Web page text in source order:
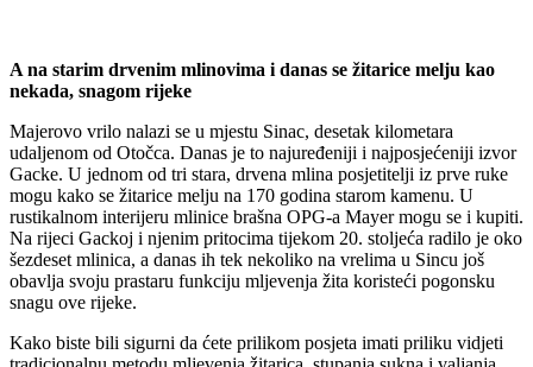
A na starim drvenim mlinovima i danas se žitarice melju kao
nekada, snagom rijeke
Majerovo vrilo nalazi se u mjestu Sinac, desetak kilometara
udaljenom od Otočca. Danas je to najuređeniji i najposjećeniji izvor
Gacke. U jednom od tri stara, drvena mlina posjetitelji iz prve ruke
mogu kako se žitarice melju na 170 godina starom kamenu. U
rustikalnom interijeru mlinice brašna OPG-a Mayer mogu se i kupiti.
Na rijeci Gackoj i njenim pritocima tijekom 20. stoljeća radilo je oko
šezdeset mlinica, a danas ih tek nekoliko na vrelima u Sincu još
obavlja svoju prastaru funkciju mljevenja žita koristeći pogonsku
snagu ove rijeke.
Kako biste bili sigurni da ćete prilikom posjeta imati priliku vidjeti